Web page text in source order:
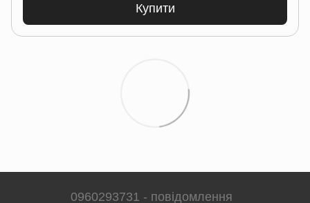
Купити
0960293731 - повідомлення